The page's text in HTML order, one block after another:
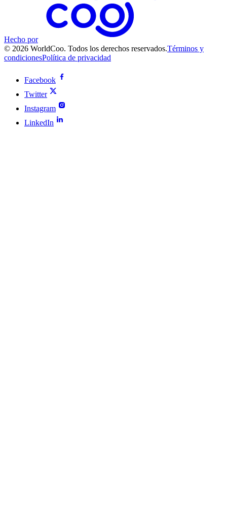
Hecho por
© 2026 WorldCoo. Todos los derechos reservados.Términos y
condicionesPolítica de privacidad
Facebook
Twitter
Instagram
LinkedIn